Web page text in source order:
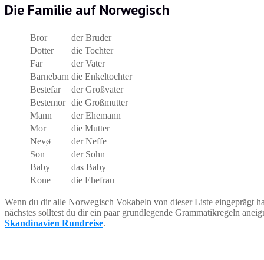
Die Familie auf Norwegisch
Bror
der Bruder
Dotter
die Tochter
Far
der Vater
Barnebarn die Enkeltochter
Bestefar
der Großvater
Bestemor die Großmutter
Mann
der Ehemann
Mor
die Mutter
Nevø
der Neffe
Son
der Sohn
Baby
das Baby
Kone
die Ehefrau
Wenn du dir alle Norwegisch Vokabeln von dieser Liste eingeprägt
nächstes solltest du dir ein paar grundlegende Grammatikregeln
Skandinavien Rundreise.